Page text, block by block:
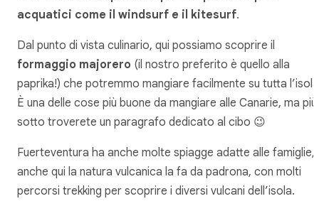
acquatici come il windsurf e il kitesurf.
Dal punto di vista culinario, qui possiamo scoprire il
formaggio majorero (il nostro preferito è quello alla
paprika!) che potremmo mangiare facilmente su tutta
È una delle cose più buone da mangiare alle Canarie, ma più
sotto troverete un paragrafo dedicato al cibo 😉
Fuerteventura ha anche molte spiagge adatte alle famiglie,
anche qui la natura vulcanica la fa da padrona, con molti
percorsi trekking per scoprire i diversi vulcani dell’isola.